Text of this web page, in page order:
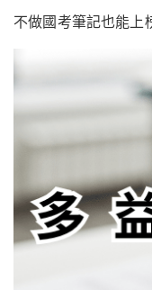
不做國考筆記也能上